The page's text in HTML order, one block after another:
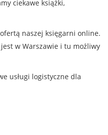
ciekawe książki,
naszej księgarni online.
w Warszawie i tu możliwy
usługi logistyczne dla